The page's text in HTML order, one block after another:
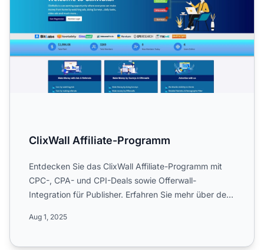
ClixWall Affiliate-Programm
Entdecken Sie das ClixWall Affiliate-Programm mit
CPC-, CPA- und CPI-Deals sowie Offerwall-
Integration für Publisher. Erfahren Sie mehr über den
Aug 1, 2025